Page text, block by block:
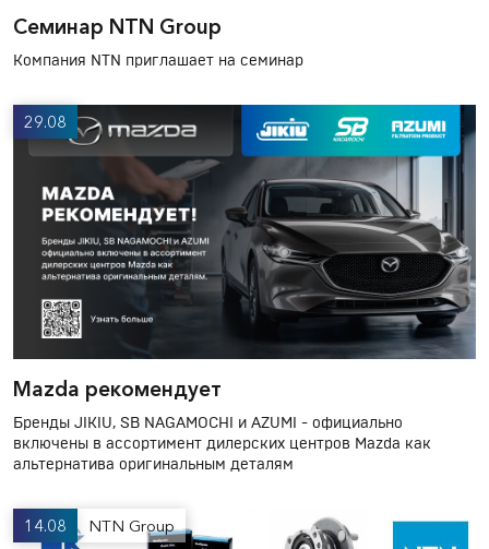
Семинар NTN Group
Компания NTN приглашает на семинар
29.08
Mazda рекомендует
Бренды JIKIU, SB NAGAMOCHI и AZUMI - официально
включены в ассортимент дилерских центров Mazda как
альтернатива оригинальным деталям
14.08 NTN Group